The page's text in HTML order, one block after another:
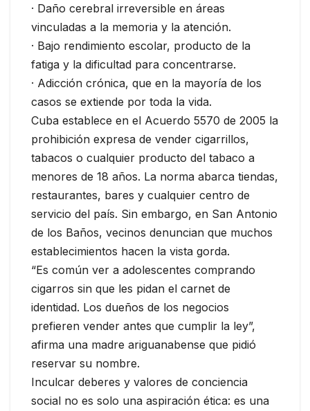
· Daño cerebral irreversible en áreas
vinculadas a la memoria y la atención.
· Bajo rendimiento escolar, producto de la
fatiga y la dificultad para concentrarse.
· Adicción crónica, que en la mayoría de los
casos se extiende por toda la vida.
Cuba establece en el Acuerdo 5570 de 2005 la
prohibición expresa de vender cigarrillos,
tabacos o cualquier producto del tabaco a
menores de 18 años. La norma abarca tiendas,
restaurantes, bares y cualquier centro de
servicio del país. Sin embargo, en San Antonio
de los Baños, vecinos denuncian que muchos
establecimientos hacen la vista gorda.
“Es común ver a adolescentes comprando
cigarros sin que les pidan el carnet de
identidad. Los dueños de los negocios
prefieren vender antes que cumplir la ley”,
afirma una madre ariguanabense que pidió
reservar su nombre.
Inculcar deberes y valores de conciencia
social no es solo una aspiración ética: es una